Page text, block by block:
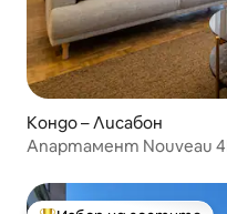
Кондо – Лисабон
Апартамент Nouveau